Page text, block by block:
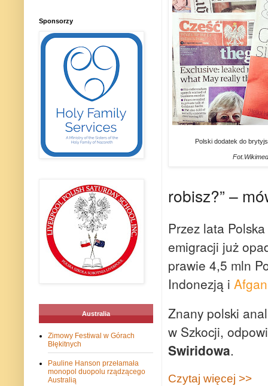
Polski dodatek do
robisz?” –
Przez lata
emigracji już
prawie 4,5 mln
Indonezją i
Znany polski
w Szkocji,
Swiridowa.
Czytaj więcej >>
Sponsorzy
Australia
Zimowy Festiwal w Górach
Błękitnych
Pauline Hanson przełamała
monopol duopolu rządzącego
Australią